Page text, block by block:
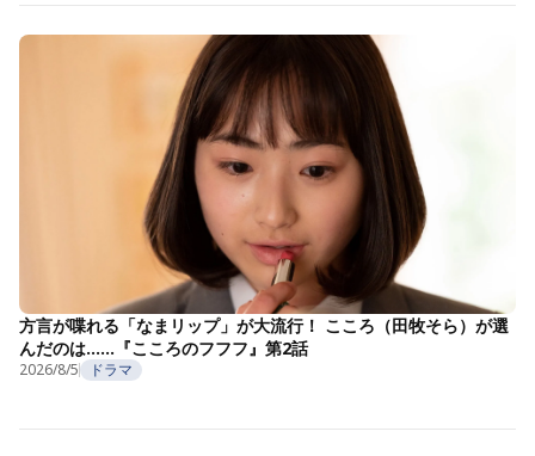
方言が喋れる「なまリップ」が大流行！ こころ（田牧そら）が選
んだのは……『こころのフフフ』第2話
2026/8/5 ドラマ